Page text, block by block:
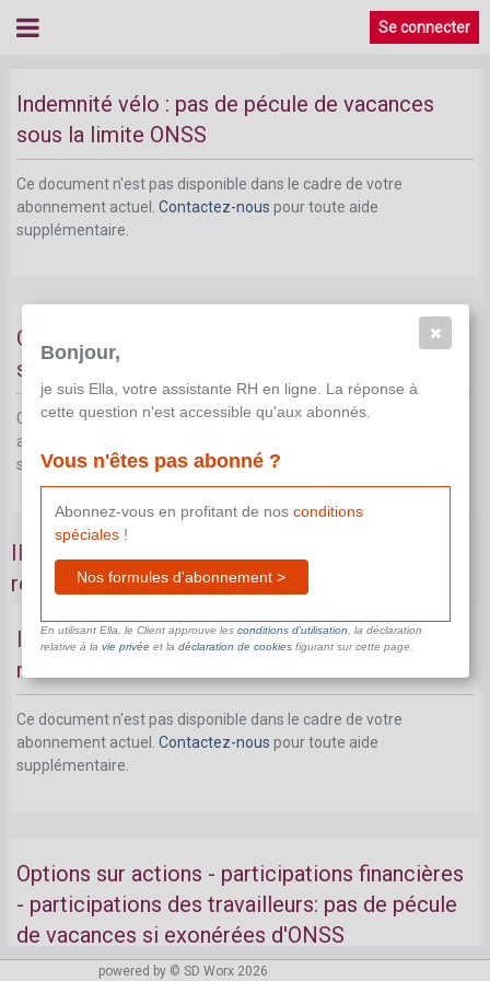
Se connecter
Indemnité vélo : pas de pécule de vacances
sous la limite ONSS
Ce document n'est pas disponible dans le cadre de votre
abonnement actuel. Contactez-nous pour toute aide
supplémentaire.
Chèques-repas : pas de pécule de vacances
sans ONSS
Ce document n'est pas disponible dans le cadre de votre
abonnement actuel.
supplémentaire.
Il reste toutefois un litige au sujet de la
rémunération suivante
Il reste toutefois un litige au sujet de la
rémunération suivante
Ce document n'est pas disponible dans le cadre de votre
abonnement actuel. Contactez-nous pour toute aide
supplémentaire.
Options sur actions - participations financières
- participations des travailleurs: pas de pécule
de vacances si exonérées d'ONSS
powered by © SD Worx 2026
Bonjour,
je suis Ella, votre assistante RH en ligne. La réponse à
cette question n'est accessible qu'aux abonnés.
Vous n'êtes pas abonné ?
Abonnez-vous en profitant de nos conditions
spéciales!
Nos formules d'abonnement >
En utilisant Ella, le Client approuve les conditions d’utilisation , la déclaration
relative à la vie privéeet la déclaration de cookiesfigurant sur cette page.